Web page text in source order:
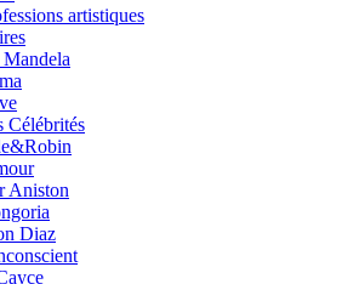
artistiques
Célébrités
Aniston
Diaz